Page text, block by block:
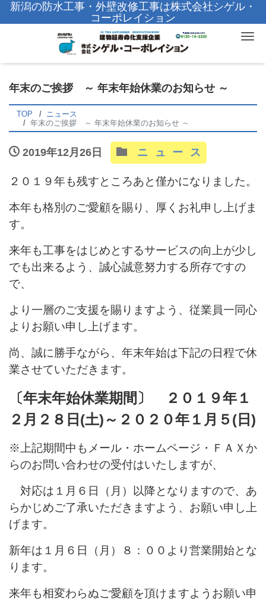
新潟の防水工事・外壁改修工事は株式会社シゲル・
コーポレイション
年末のご挨拶 ～ 年末年始休業のお知らせ ～
TOP
ニュース
年末のご挨拶 ～ 年末年始休業のお知らせ ～
2019年12月26日 ニュース
２０１９年も残すところあと僅かになりました。
本年も格別のご愛顧を賜り、厚くお礼申し上げま
す。
来年も工事をはじめとするサービスの向上が少し
でも出来るよう、誠心誠意努力する所存ですの
で、
より一層のご支援を賜りますよう、従業員一同心
よりお願い申し上げます。
尚、誠に勝手ながら、年末年始は下記の日程で休
業させていただきます。
〔年末年始休業期間〕 ２０１９年１
２月２８日(土)～２０２０年１月５(日)
※上記期間中もメール・ホームページ・ＦＡＸか
らのお問い合わせの受付はいたしますが、
対応は１月６日（月）以降となりますので、あ
らかじめご了承いただきますよう、お願い申し上
げます。
新年は１月６日（月）８：００より営業開始とな
ります。
来年も相変わらぬご愛顧を頂けますようお願い申